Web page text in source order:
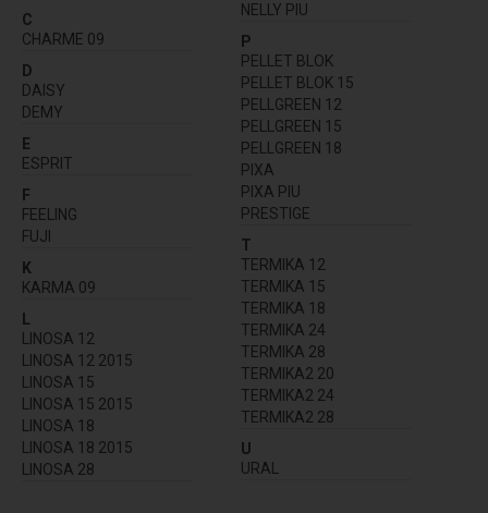
C
CHARME 09
D
DAISY
DEMY
E
ESPRIT
F
FEELING
FUJI
K
KARMA 09
L
LINOSA 12
LINOSA 12 2015
LINOSA 15
LINOSA 15 2015
LINOSA 18
LINOSA 18 2015
LINOSA 28
NELLY PIU
P
PELLET BLOK
PELLET BLOK 15
PELLGREEN 12
PELLGREEN 15
PELLGREEN 18
PIXA
PIXA PIU
PRESTIGE
T
TERMIKA 12
TERMIKA 15
TERMIKA 18
TERMIKA 24
TERMIKA 28
TERMIKA2 20
TERMIKA2 24
TERMIKA2 28
U
URAL